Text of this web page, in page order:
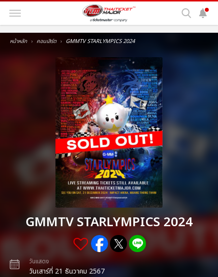
หน้าหลัก คอนเสิร์ต GMMTV STARLYMPICS 2024
GMMTV STARLYMPICS 2024
วันแสดง
วันเสาร์ที่ 21 ธันวาคม 2567